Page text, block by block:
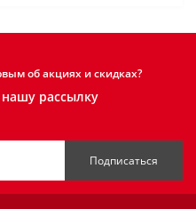
об акциях и скидках?
рассылку
Подписаться